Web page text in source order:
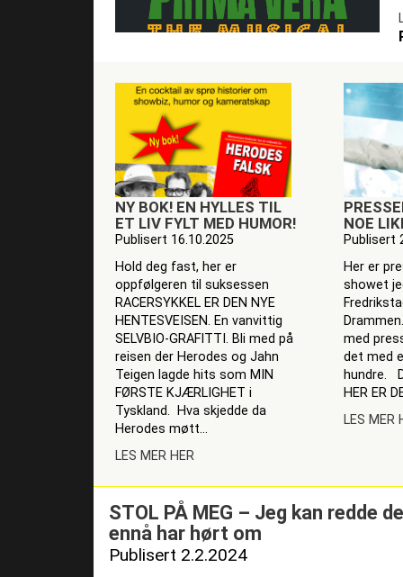
NY BOK! EN HYLLES TIL
ET LIV FYLT MED HUMOR!
Publisert 16.10.2025
Hold deg fast, her er
oppfølgeren til suksessen
RACERSYKKEL ER DEN NYE
HENTESVEISEN. En vanvittig
SELVBIO-GRAFITTI. Bli med på
reisen der Herodes og Jahn
Teigen lagde hits som MIN
FØRSTE KJÆRLIGHET i
Tyskland. Hva skjedde da
Herodes møtt...
LES MER HER
NOE
Publisert
Her er
showet
med
det med
hundre.
HER ER
LES MER
STOL PÅ MEG – Jeg kan redde
ennå har hørt om
Publisert 2.2.2024